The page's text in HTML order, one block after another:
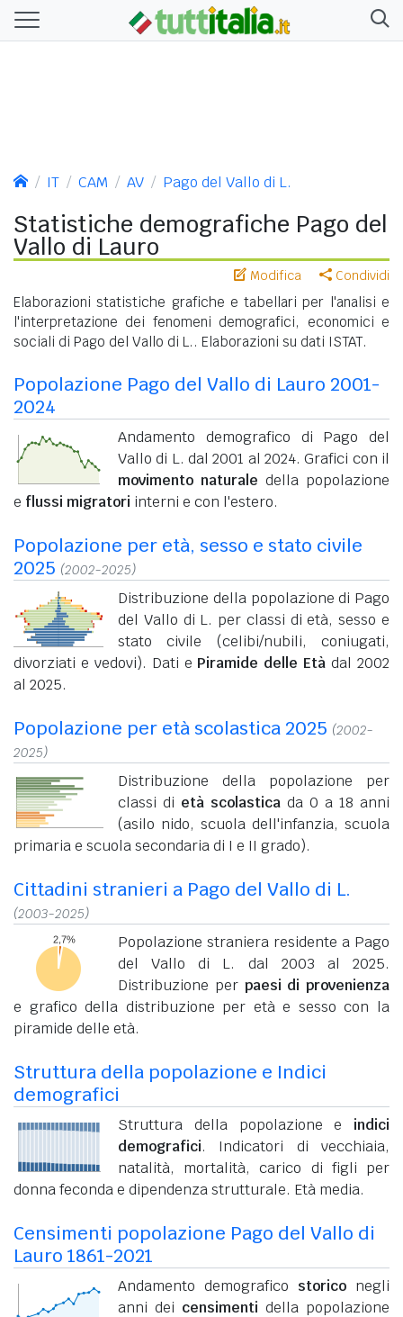
IT CAM AV Pago del Vallo di L.
Statistiche demografiche Pago del
Vallo di Lauro
Modifica Condividi
Elaborazioni statistiche grafiche e tabellari per l'analisi e
l'interpretazione dei fenomeni demografici, economici e
sociali di Pago del Vallo di L.. Elaborazioni su dati ISTAT.
Popolazione Pago del Vallo di Lauro 2001-
2024
Andamento demografico di Pago del
Vallo di L. dal 2001 al 2024. Grafici con il
movimento naturale della popolazione
e flussi migratori interni e con l'estero.
Popolazione per età, sesso e stato civile
2025 (2002-2025)
Distribuzione della popolazione di Pago
del Vallo di L. per classi di età, sesso e
stato civile (celibi/nubili, coniugati,
divorziati e vedovi). Dati e Piramide delle Età dal 2002
al 2025.
Popolazione per età scolastica 2025 (2002-
2025)
Distribuzione della popolazione per
classi di età scolastica da 0 a 18 anni
(asilo nido, scuola dell'infanzia, scuola
primaria e scuola secondaria di I e II grado).
Cittadini stranieri a Pago del Vallo di L.
(2003-2025)
Popolazione straniera residente a Pago
del Vallo di L. dal 2003 al 2025.
Distribuzione per paesi di provenienza
e grafico della distribuzione per età e sesso con la
piramide delle età.
Struttura della popolazione e Indici
demografici
Struttura della popolazione e indici
demografici. Indicatori di vecchiaia,
natalità, mortalità, carico di figli per
donna feconda e dipendenza strutturale. Età media.
Censimenti popolazione Pago del Vallo di
Lauro 1861-2021
Andamento demografico storico negli
anni dei censimenti della popolazione